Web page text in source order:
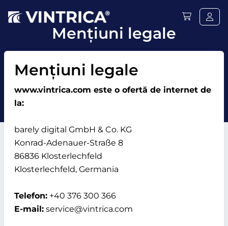
Mențiuni legale
Mențiuni legale
www.vintrica.com este o ofertă de internet de
la:
barely digital GmbH & Co. KG
Konrad-Adenauer-Straße 8
86836 Klosterlechfeld
Klosterlechfeld, Germania
Telefon: +40 376 300 366
E-mail: service@vintrica.com